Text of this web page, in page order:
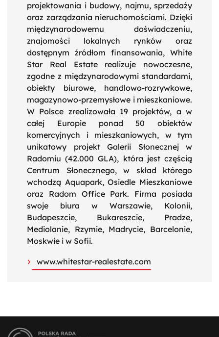
projektowania i budowy, najmu, sprzedaży
oraz zarządzania nieruchomościami. Dzięki
międzynarodowemu doświadczeniu,
znajomości lokalnych rynków oraz
dostępnym źródłom finansowania, White
Star Real Estate realizuje nowoczesne,
zgodne z międzynarodowymi standardami,
obiekty biurowe, handlowo-rozrywkowe,
magazynowo-przemysłowe i mieszkaniowe.
W Polsce zrealizowała 19 projektów, a w
całej Europie ponad 50 obiektów
komercyjnych i mieszkaniowych, w tym
unikatowy projekt Galerii Słonecznej w
Radomiu (42.000 GLA), która jest częścią
Centrum Słonecznego, w skład którego
wchodzą Aquapark, Osiedle Mieszkaniowe
oraz Radom Office Park. Firma posiada
swoje biura w Warszawie, Kolonii,
Budapeszcie, Bukareszcie, Pradze,
Mediolanie, Rzymie, Madrycie, Barcelonie,
Moskwie i w Sofii.
www.whitestar-realestate.com